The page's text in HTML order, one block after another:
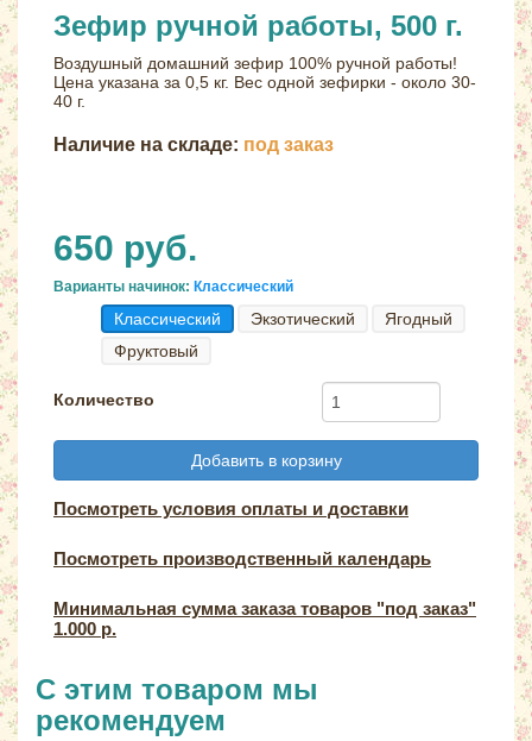
Зефир ручной работы, 500 г.
Воздушный домашний зефир 100% ручной работы!
Цена указана за 0,5 кг. Вес одной зефирки - около 30-
40 г.
Наличие на складе: под заказ
650 руб.
Варианты начинок: Классический
Классический Экзотический
Ягодный
Фруктовый
Количество
Добавить в корзину
Посмотреть условия оплаты и доставки
Посмотреть производственный календарь
Минимальная сумма заказа товаров "под заказ"
1.000 р.
С этим товаром мы
рекомендуем